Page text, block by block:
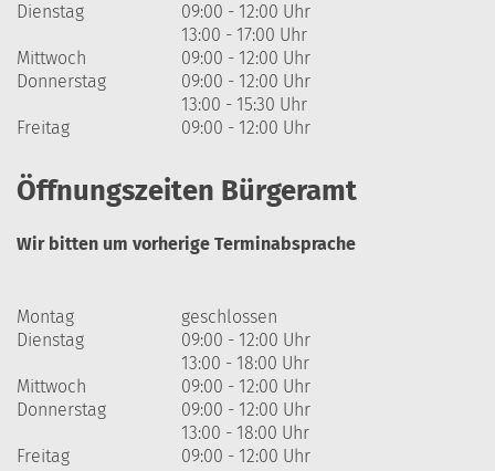
Dienstag
09:00 - 12:00 Uhr
13:00 - 17:00 Uhr
Mittwoch
09:00 - 12:00 Uhr
Donnerstag
09:00 - 12:00 Uhr
13:00 - 15:30 Uhr
Freitag
09:00 - 12:00 Uhr
Öffnungszeiten Bürgeramt
Wir bitten um vorherige Terminabsprache
Montag
geschlossen
Dienstag
09:00 - 12:00 Uhr
13:00 - 18:00 Uhr
Mittwoch
09:00 - 12:00 Uhr
Donnerstag
09:00 - 12:00 Uhr
13:00 - 18:00 Uhr
Freitag
09:00 - 12:00 Uhr